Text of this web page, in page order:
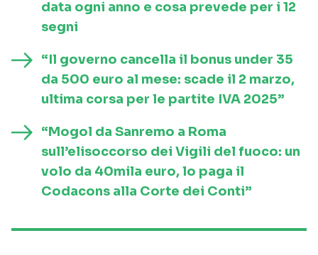
data ogni anno e cosa prevede per i 12
segni
“Il governo cancella il bonus under 35
da 500 euro al mese: scade il 2 marzo,
ultima corsa per le partite IVA 2025”
“Mogol da Sanremo a Roma
sull’elisoccorso dei Vigili del fuoco: un
volo da 40mila euro, lo paga il
Codacons alla Corte dei Conti”